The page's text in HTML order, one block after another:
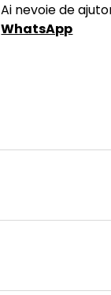
Ai nevoie de
WhatsApp